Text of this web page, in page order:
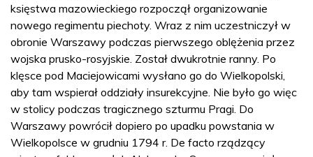
księstwa mazowieckiego rozpoczął organizowanie
nowego regimentu piechoty. Wraz z nim uczestniczył w
obronie Warszawy podczas pierwszego oblężenia przez
wojska prusko-rosyjskie. Został dwukrotnie ranny. Po
klęsce pod Maciejowicami wysłano go do Wielkopolski,
aby tam wspierał oddziały insurekcyjne. Nie było go więc
w stolicy podczas tragicznego szturmu Pragi. Do
Warszawy powrócił dopiero po upadku powstania w
Wielkopolsce w grudniu 1794 r. De facto rządzący